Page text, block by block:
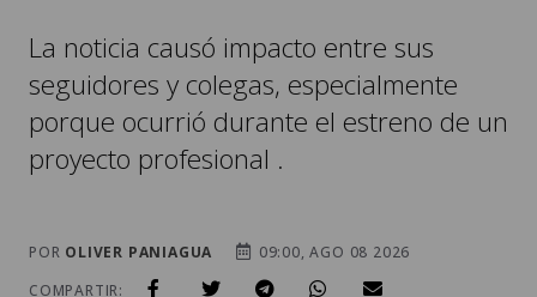
La noticia causó impacto entre sus
seguidores y colegas, especialmente
porque ocurrió durante el estreno de un
proyecto profesional .
POR OLIVER PANIAGUA
09:00, AGO 08 2026
COMPARTIR: